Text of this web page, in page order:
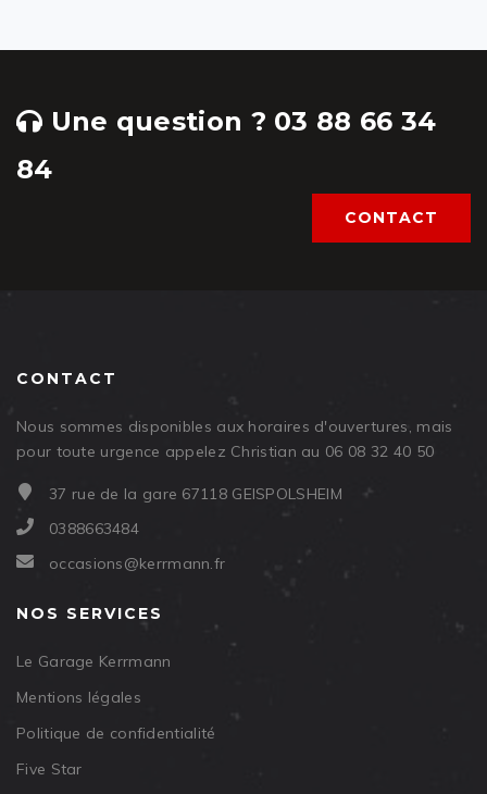
Une question ? 03 88 66 34
84
CONTACT
CONTACT
Nous sommes disponibles aux horaires d'ouvertures, mais
pour toute urgence appelez Christian au 06 08 32 40 50
37 rue de la gare 67118 GEISPOLSHEIM
0388663484
occasions@kerrmann.fr
NOS SERVICES
Le Garage Kerrmann
Mentions légales
Politique de confidentialité
Five Star